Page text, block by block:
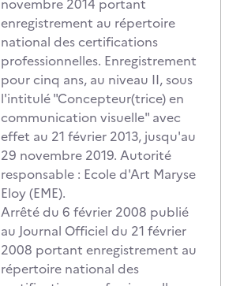
novembre 2014 portant
enregistrement au répertoire
national des certifications
professionnelles. Enregistrement
pour cinq ans, au niveau II, sous
l'intitulé "Concepteur(trice) en
communication visuelle" avec
effet au 21 février 2013, jusqu'au
29 novembre 2019. Autorité
responsable : Ecole d'Art Maryse
Eloy (EME).
Arrêté du 6 février 2008 publié
au Journal Officiel du 21 février
2008 portant enregistrement au
répertoire national des